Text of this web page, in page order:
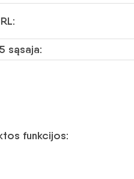
sąsaja:
funkcijos: